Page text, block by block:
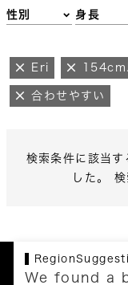
性別 身長
Eri 154cm
合わせやすい
検索条件に該当す
した。
We found a